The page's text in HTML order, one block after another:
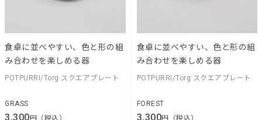
食卓に並べやすい、色と形の組
み合わせを楽しめる器
POTPURRI/Torg スクエアプレート
GRASS
3,300 円（税込）
食卓に並べやすい、色と形の組
み合わせを楽しめる器
POTPURRI/Torg スクエアプレート
FOREST
3,300円（税込）